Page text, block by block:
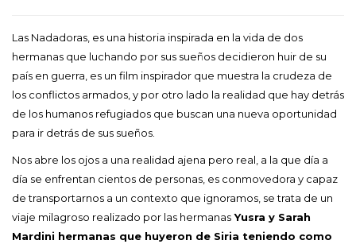
Las Nadadoras, es una historia inspirada en la vida de dos
hermanas que luchando por sus sueños decidieron huir de su
país en guerra, es un film inspirador que muestra la crudeza de
los conflictos armados, y por otro lado la realidad que hay detrás
de los humanos refugiados que buscan una nueva oportunidad
para ir detrás de sus sueños.
Nos abre los ojos a una realidad ajena pero real, a la que día a
día se enfrentan cientos de personas, es conmovedora y capaz
de transportarnos a un contexto que ignoramos, se trata de un
viaje milagroso realizado por las hermanasYusra y Sarah
Mardini hermanas que huyeron de Siria teniendo como